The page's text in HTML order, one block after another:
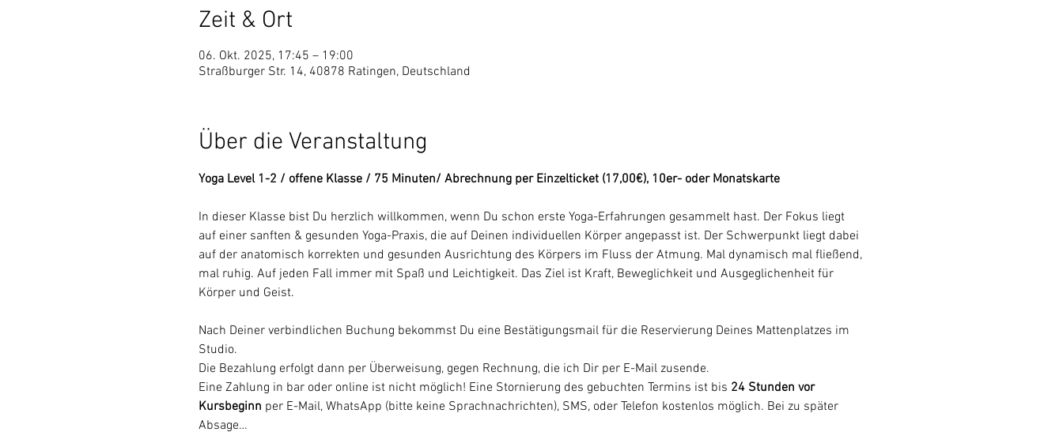
Zeit & Ort
06. Okt. 2025, 17:45 – 19:00
Straßburger Str. 14, 40878 Ratingen, Deutschland
Über die Veranstaltung
Yoga Level 1-2 / offene Klasse / 75 Minuten/ Abrechnung per Einzelticket (17,00€), 10er- oder Monatskarte
In dieser Klasse bist Du herzlich willkommen, wenn Du schon erste Yoga-Erfahrungen gesammelt hast. Der Fokus liegt
auf einer sanften & gesunden Yoga-Praxis, die auf Deinen individuellen Körper angepasst ist. Der Schwerpunkt liegt dabei
auf der anatomisch korrekten und gesunden Ausrichtung des Körpers im Fluss der Atmung. Mal dynamisch mal fließend,
mal ruhig. Auf jeden Fall immer mit Spaß und Leichtigkeit. Das Ziel ist Kraft, Beweglichkeit und Ausgeglichenheit für
Körper und Geist.
Nach Deiner verbindlichen Buchung bekommst Du eine Bestätigungsmail für die Reservierung Deines Mattenplatzes im
Studio.
Die Bezahlung erfolgt dann per Überweisung, gegen Rechnung, die ich Dir per E-Mail zusende.
Eine Zahlung in bar oder online ist nicht möglich! Eine Stornierung des gebuchten Termins ist bis 24 Stunden vor
Kursbeginn per E-Mail, WhatsApp (bitte keine Sprachnachrichten), SMS, oder Telefon kostenlos möglich. Bei zu später
Absage…